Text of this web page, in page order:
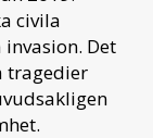
civila
Det
tragedier